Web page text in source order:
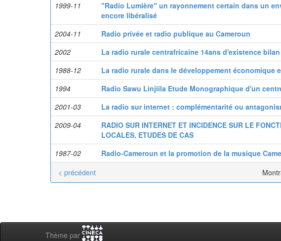
1999-11
"Radio Lumière" un rayonnement certain dans un
encore libéralisé
2004-11 Radio privée et radio publique au Cameroun
2002
La radio rurale centrafricaine 14ans d'existence
1988-12
La radio rurale dans le développement économique
1994
Radio Sawu Linjiila Etude Monographique d'un
2001-03
La radio sur internet : complémentarité ou
2009-04
RADIO SUR INTERNET ET INCIDENCE SUR LE
LOCALES, ETUDES DE CAS
1987-02 Radio-Cameroun et la promotion de la musique
< précédent
Thème par